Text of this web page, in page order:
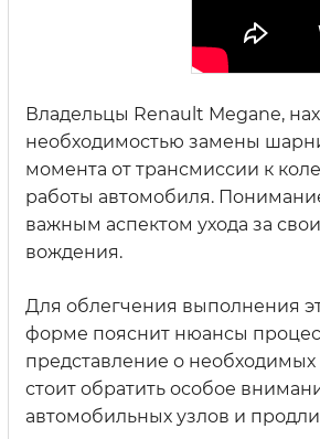
Владельцы Renault Megane,
необходимостью замены
момента от трансмиссии к
работы автомобиля.
важным аспектом ухода за
вождения.
Для облегчения выполнения
форме пояснит нюансы
представление о
стоит обратить особое
автомобильных узлов и